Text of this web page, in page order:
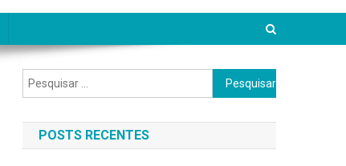
Pesquisar
por:
POSTS RECENTES